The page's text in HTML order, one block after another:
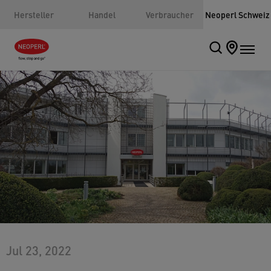
Hersteller Handel Verbraucher Neoperl Schweiz
Jul 23, 2022